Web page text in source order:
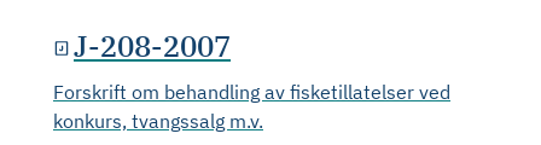
J-208-2007
Forskrift om behandling av fisketillatelser ved
konkurs, tvangssalg m.v.